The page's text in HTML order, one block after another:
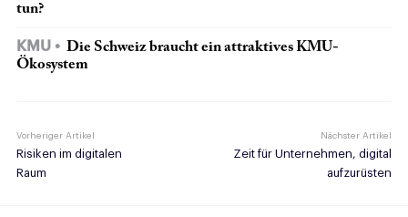
tun?
KMU
Die Schweiz braucht ein attraktives KMU-
Ökosystem
Vorheriger Artikel
Risiken im digitalen
Raum
Nächster Artikel
Zeit für Unternehmen, digital
aufzurüsten